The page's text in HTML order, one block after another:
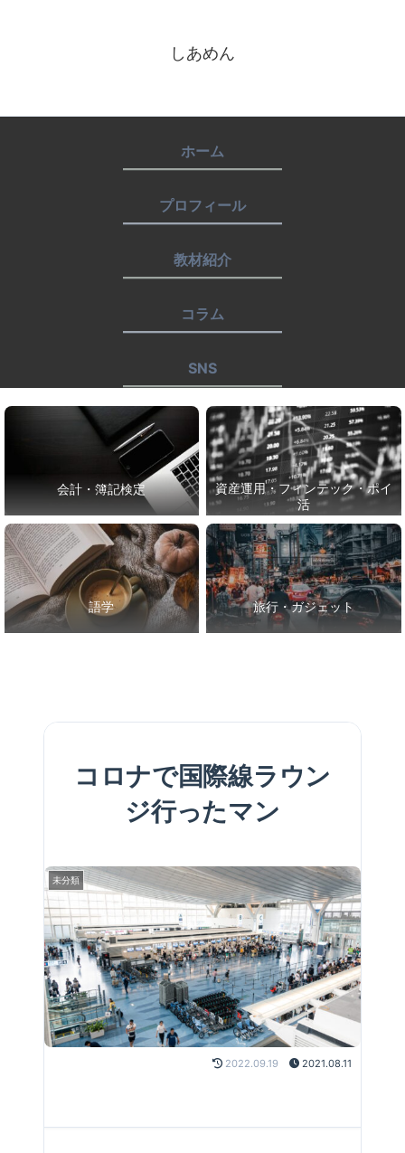
しあめん
ホーム
プロフィール
教材紹介
コラム
SNS
会計・簿記検定
資産運用・フィンテック・ポイ
活
語学 旅行・ガジェット
コロナで国際線ラウン
ジ行ったマン
未分類
2022.09.19 2021.08.11